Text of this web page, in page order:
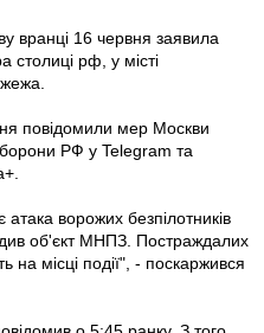
вранці 16 червня заявила
столиці рф, у місті
повідомили мер Москви
РФ у Telegram та
ворожих безпілотників
об'єкт МНПЗ. Постраждалих
місці події", - поскаржився